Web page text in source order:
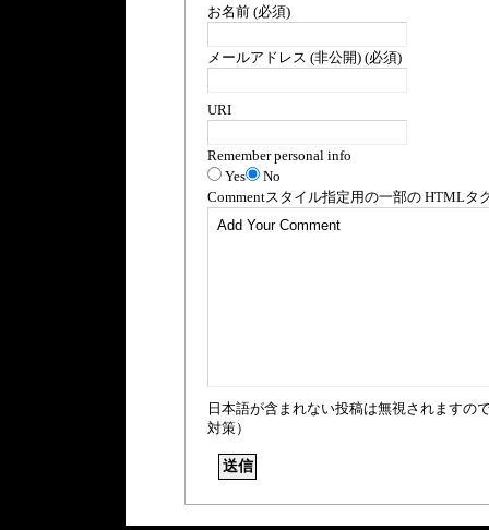
お名前 (必須)
メールアドレス (非公開) (必須)
URI
Remember personal info
Yes
No
Commentスタイル指定用の一部の HTMLタ
日本語が含まれない投稿は無視されますの
対策）